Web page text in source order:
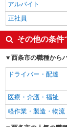
アルバイト
正社員
その他の条件
西条市の職種から
ドライバー・配達
医療・介護・福祉
軽作業・製造・物流